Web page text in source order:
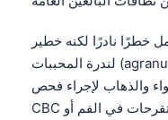
خطرًا نادرًا لكنه خطير
لندرة المحببات (agranulocytosis)، وغالبًا ما يُذكر حوالي
والذهاب لإجراء فحص
CBC بشكل عاجل إذا ظهرت حمى أو تقرحات في الفم أو